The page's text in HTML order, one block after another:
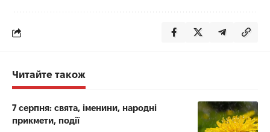
Читайте також
7 серпня: свята, іменини, народні
прикмети, події